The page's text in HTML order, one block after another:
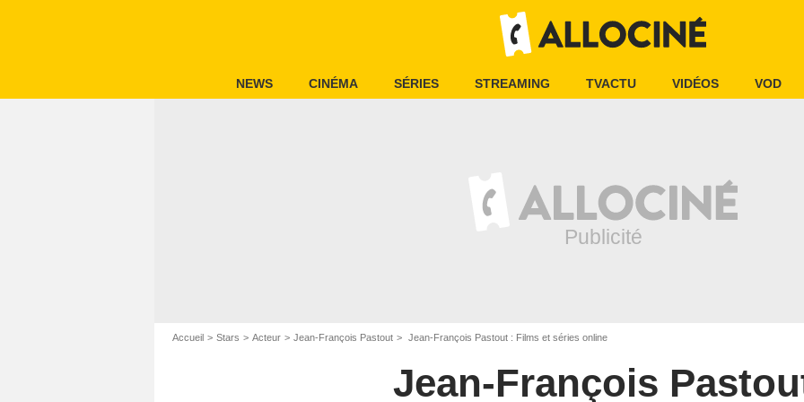
NEWS CINÉMA SÉRIES STREAMING TVACTU VIDÉOS VOD
Accueil Stars Acteur Jean-François Pastout Jean-François Pastout : Films et séries online
Jean-François